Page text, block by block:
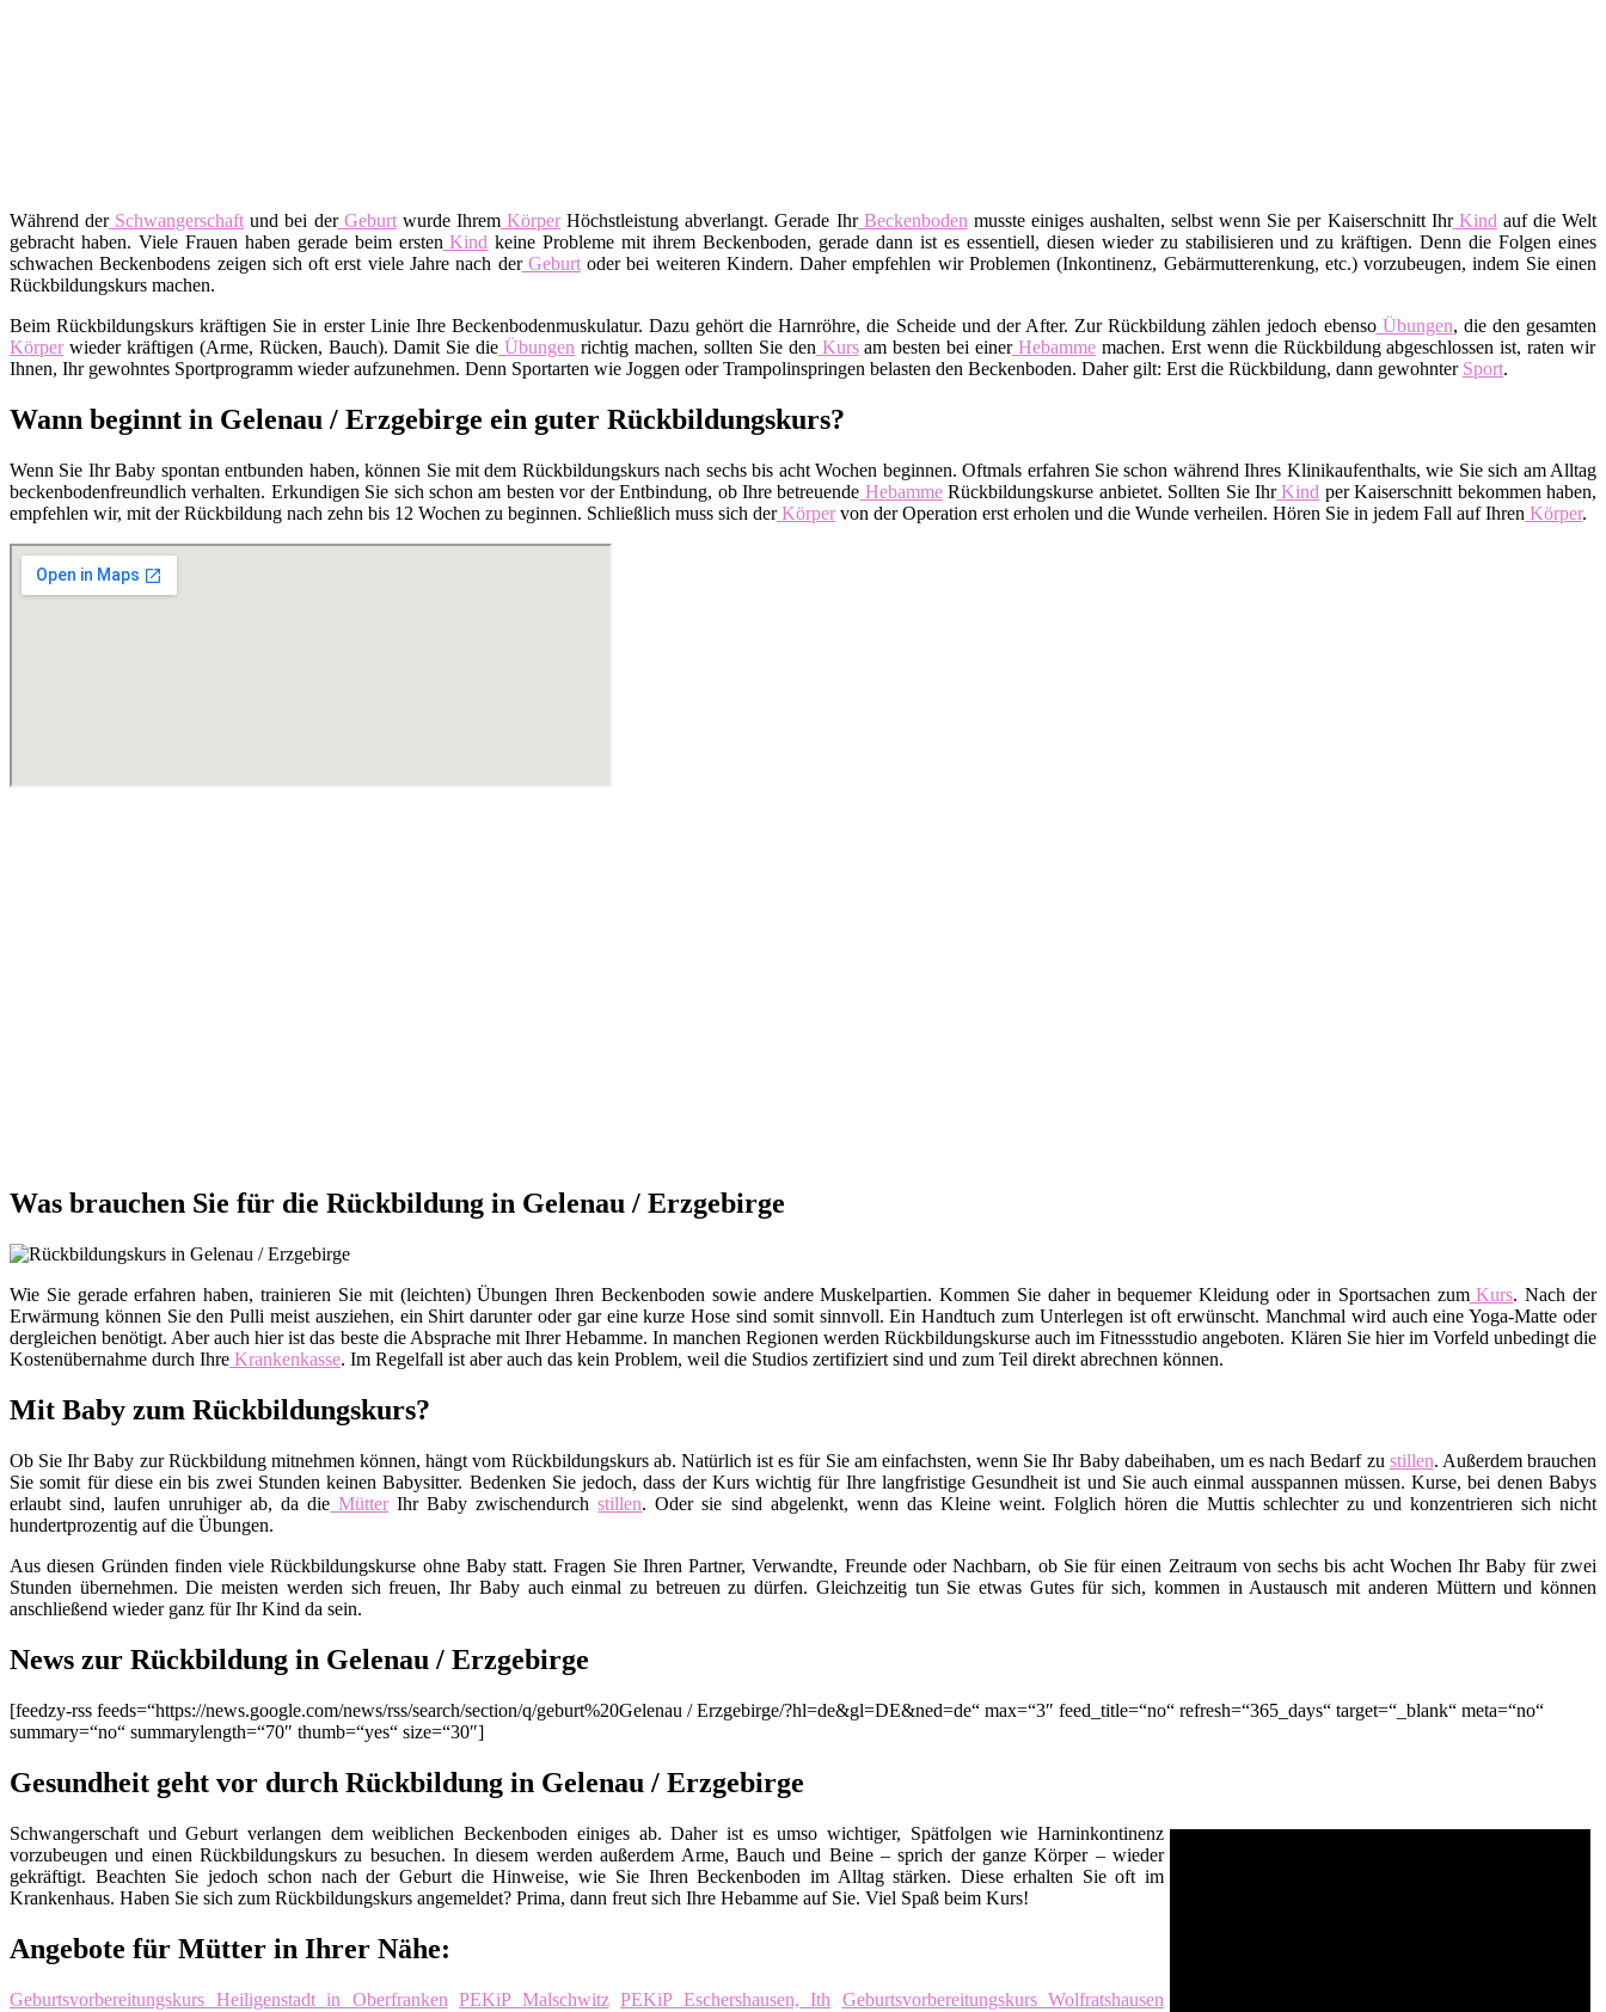
Während derSchwangerschaft und bei derGeburtwurde IhremKörperHöchstleistung abverlangt. Gerade IhrBeckenboden musste einiges aushalten, selbst wenn Sie per Kaiserschnitt IhrKind auf die Welt
gebracht haben. Viele Frauen haben gerade beim ersten Kind keine Probleme mit ihrem Beckenboden, gerade dann ist es essentiell, diesen wieder zu stabilisieren und zu kräftigen. Denn die Folgen eines
schwachen Beckenbodens zeigen sich oft erst viele Jahre nach derGeburtoder bei weiteren Kindern. Daher empfehlen wir Problemen (Inkontinenz, Gebärmutterenkung, etc.) vorzubeugen, indem Sie einen
Rückbildungskurs machen.
Beim Rückbildungskurs kräftigen Sie in erster Linie Ihre Beckenbodenmuskulatur. Dazu gehört die Harnröhre, die Scheide und der After. Zur Rückbildung zählen jedoch ebensoÜbungen, die den gesamten
Körperwieder kräftigen (Arme, Rücken, Bauch). Damit Sie die Übungen richtig machen, sollten Sie den Kursam besten bei einerHebamme machen. Erst wenn die Rückbildung abgeschlossen ist, raten wir
Ihnen, Ihr gewohntes Sportprogramm wieder aufzunehmen. Denn Sportarten wie Joggen oder Trampolinspringen belasten den Beckenboden. Daher gilt: Erst die Rückbildung, dann gewohnter Sport.
Wann beginnt in Gelenau / Erzgebirge ein guter Rückbildungskurs?
Wenn Sie Ihr Baby spontan entbunden haben, können Sie mit dem Rückbildungskurs nach sechs bis acht Wochen beginnen. Oftmals erfahren Sie schon während Ihres Klinikaufenthalts, wie Sie sich am Alltag
beckenbodenfreundlich verhalten. Erkundigen Sie sich schon am besten vor der Entbindung, ob Ihre betreuende HebammeRückbildungskurse anbietet. Sollten Sie IhrKind per Kaiserschnitt bekommen haben,
empfehlen wir, mit der Rückbildung nach zehn bis 12 Wochen zu beginnen. Schließlich muss sich derKörpervon der Operation erst erholen und die Wunde verheilen. Hören Sie in jedem Fall auf Ihren Körper.
Was brauchen Sie für die Rückbildung in Gelenau / Erzgebirge
Wie Sie gerade erfahren haben, trainieren Sie mit (leichten) Übungen Ihren Beckenboden sowie andere Muskelpartien. Kommen Sie daher in bequemer Kleidung oder in Sportsachen zumKurs. Nach der
Erwärmung können Sie den Pulli meist ausziehen, ein Shirt darunter oder gar eine kurze Hose sind somit sinnvoll. Ein Handtuch zum Unterlegen ist oft erwünscht. Manchmal wird auch eine Yoga-Matte oder
dergleichen benötigt. Aber auch hier ist das beste die Absprache mit Ihrer Hebamme. In manchen Regionen werden Rückbildungskurse auch im Fitnessstudio angeboten. Klären Sie hier im Vorfeld unbedingt die
Kostenübernahme durch Ihre Krankenkasse. Im Regelfall ist aber auch das kein Problem, weil die Studios zertifiziert sind und zum Teil direkt abrechnen können.
Mit Baby zum Rückbildungskurs?
Ob Sie Ihr Baby zur Rückbildung mitnehmen können, hängt vom Rückbildungskurs ab. Natürlich ist es für Sie am einfachsten, wenn Sie Ihr Baby dabeihaben, um es nach Bedarf zu stillen. Außerdem brauchen
Sie somit für diese ein bis zwei Stunden keinen Babysitter. Bedenken Sie jedoch, dass der Kurs wichtig für Ihre langfristige Gesundheit ist und Sie auch einmal ausspannen müssen. Kurse, bei denen Babys
erlaubt sind, laufen unruhiger ab, da die MütterIhr Baby zwischendurchstillen. Oder sie sind abgelenkt, wenn das Kleine weint. Folglich hören die Muttis schlechter zu und konzentrieren sich nicht
hundertprozentig auf die Übungen.
Aus diesen Gründen finden viele Rückbildungskurse ohne Baby statt. Fragen Sie Ihren Partner, Verwandte, Freunde oder Nachbarn, ob Sie für einen Zeitraum von sechs bis acht Wochen Ihr Baby für zwei
Stunden übernehmen. Die meisten werden sich freuen, Ihr Baby auch einmal zu betreuen zu dürfen. Gleichzeitig tun Sie etwas Gutes für sich, kommen in Austausch mit anderen Müttern und können
anschließend wieder ganz für Ihr Kind da sein.
News zur Rückbildung in Gelenau / Erzgebirge
[feedzy-rss feeds=“https://news.google.com/news/rss/search/section/q/geburt%20Gelenau / Erzgebirge/?hl=de&gl=DE&ned=de“ max=“3″ feed_title=“no“ refresh=“365_days“ target=“_blank“ meta=“no“
summary=“no“ summarylength=“70″ thumb=“yes“ size=“30″]
Gesundheit geht vor durch Rückbildung in Gelenau / Erzgebirge
Schwangerschaft und Geburt verlangen dem weiblichen Beckenboden einiges ab. Daher ist es umso wichtiger, Spätfolgen wie Harninkontinenz
vorzubeugen und einen Rückbildungskurs zu besuchen. In diesem werden außerdem Arme, Bauch und Beine – sprich der ganze Körper – wieder
gekräftigt. Beachten Sie jedoch schon nach der Geburt die Hinweise, wie Sie Ihren Beckenboden im Alltag stärken. Diese erhalten Sie oft im
Krankenhaus. Haben Sie sich zum Rückbildungskurs angemeldet? Prima, dann freut sich Ihre Hebamme auf Sie. Viel Spaß beim Kurs!
Angebote für Mütter in Ihrer Nähe:
Geburtsvorbereitungskurs Heiligenstadt in Oberfranken PEKiP Malschwitz PEKiP Eschershausen, Ith
Geburtsvorbereitungskurs Wolfratshausen